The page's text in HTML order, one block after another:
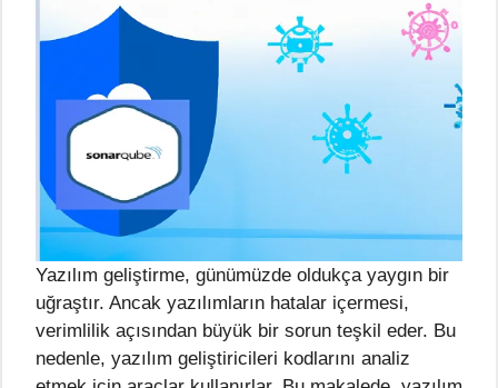
Yazılım geliştirme, günümüzde oldukça yaygın bir
uğraştır. Ancak yazılımların hatalar içermesi,
verimlilik açısından büyük bir sorun teşkil eder. Bu
nedenle, yazılım geliştiricileri kodlarını analiz